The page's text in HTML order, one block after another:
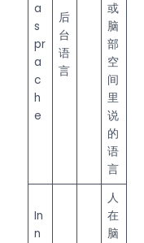
a
s
pr
a
c
h
e
后
台
语
言
或
脑
部
空
间
里
说
的
语
言
In
n
人
在
脑